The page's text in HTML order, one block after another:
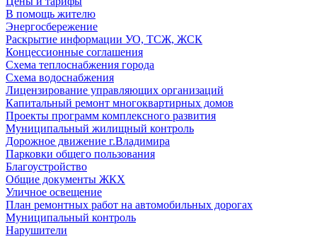
В помощь жителю
Энергосбережение
Раскрытие информации УО, ТСЖ, ЖСК
Концессионные соглашения
Схема теплоснабжения города
Схема водоснабжения
Лицензирование управляющих организаций
Капитальный ремонт многоквартирных домов
Проекты программ комплексного развития
Муниципальный жилищный контроль
Дорожное движение г.Владимира
Парковки общего пользования
Благоустройство
Общие документы ЖКХ
Уличное освещение
План ремонтных работ на автомобильных дорогах
Муниципальный контроль
Нарушители